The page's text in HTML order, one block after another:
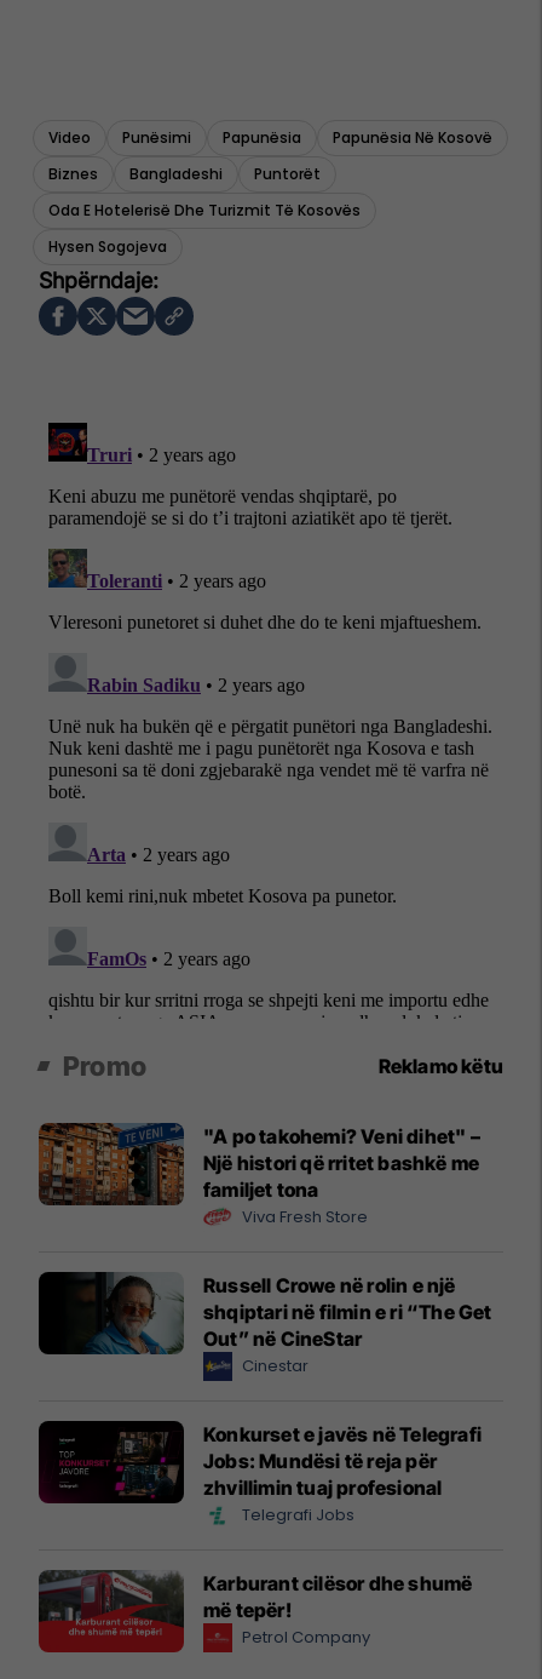
Video Punësimi Papunësia
Papunësia Në Kosovë
Biznes
Bangladeshi
Puntorët
Oda E Hotelerisë Dhe Turizmit Të Kosovës
Hysen Sogojeva
Promo Reklamo këtu
"A po takohemi? Veni dihet" –
Një histori që rritet bashkë me
familjet tona
Viva Fresh Store
Russell Crowe në rolin e një
shqiptari në filmin e ri “The Get
Out” në CineStar
Cinestar
Konkurset e javës në Telegrafi
Jobs: Mundësi të reja për
zhvillimin tuaj profesional
Telegrafi Jobs
Karburant cilësor dhe shumë
më tepër!
Petrol Company